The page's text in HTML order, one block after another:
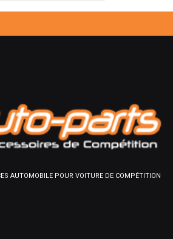
AUTOMOBILE POUR VOITURE DE COMPÉTITION